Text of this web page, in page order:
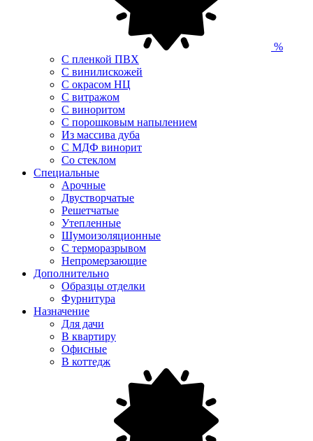
%
С пленкой ПВХ
С винилискожей
С окрасом НЦ
С витражом
С виноритом
С порошковым напылением
Из массива дуба
С МДФ винорит
Со стеклом
Специальные
Арочные
Двустворчатые
Решетчатые
Утепленные
Шумоизоляционные
С терморазрывом
Непромерзающие
Дополнительно
Образцы отделки
Фурнитура
Назначение
Для дачи
В квартиру
Офисные
В коттедж